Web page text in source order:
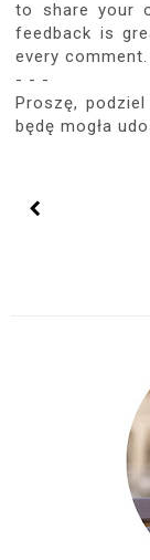
to share your
feedback is
every
- - -
Proszę,
będę mogła